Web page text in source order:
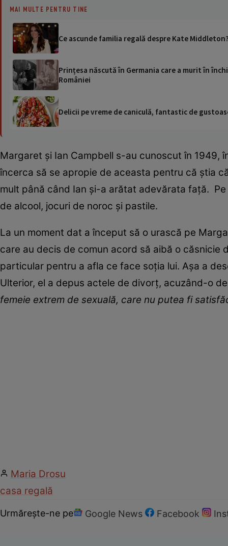
MAI MULTE PENTRU TINE
Ce ascunde familia regală despre Kate
Prințesa născută în Germania care a murit în
României
Delicii pe vreme de caniculă, fantastic de
Margaret și Ian Campbell s-au cunoscut în 1949,
încerca să se apropie de aceasta pentru că știa
mult până când Ian și-a arătat adevărata față.
de alcool, jocuri de noroc și pastile.
La un moment dat a început să o urască pe
care au decis de comun acord să aibă o
particular pentru a afla ce face soția lui. Așa a
Ulterior, el a depus actele de divorț, acuzând-o
femeie extrem de sexuală, care nu putea fi
Maria Drosu
casa regală
Urmărește-ne pe Google News Facebook